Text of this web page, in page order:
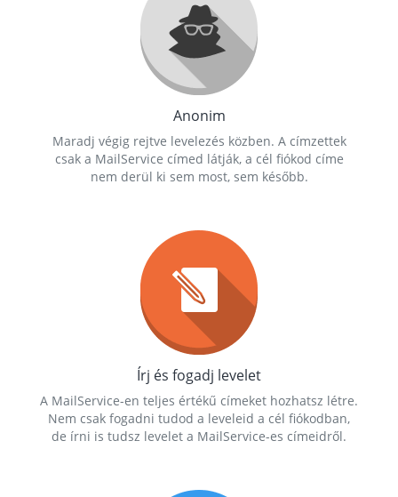
Anonim
Maradj végig rejtve levelezés közben. A címzettek
csak a MailService címed látják, a cél fiókod címe
nem derül ki sem most, sem később.
Írj és fogadj levelet
A MailService-en teljes értékű címeket hozhatsz létre.
Nem csak fogadni tudod a leveleid a cél fiókodban,
de írni is tudsz levelet a MailService-es címeidről.